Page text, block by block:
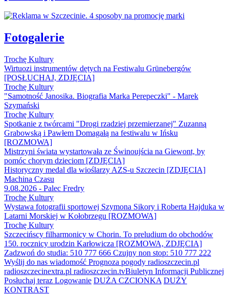
Fotogalerie
Trochę Kultury
Wirtuozi instrumentów dętych na Festiwalu Grünebergów
[POSŁUCHAJ, ZDJĘCIA]
Trochę Kultury
"Samotność Janosika. Biografia Marka Perepeczki" - Marek
Szymański
Trochę Kultury
Spotkanie z twórcami "Drogi rzadziej przemierzanej" Zuzanną
Grabowską i Pawłem Domagałą na festiwalu w Ińsku
[ROZMOWA]
Mistrzyni świata wystartowała ze Świnoujścia na Giewont, by
pomóc chorym dzieciom [ZDJĘCIA]
Historyczny medal dla wioślarzy AZS-u Szczecin [ZDJĘCIA]
Machina Czasu
9.08.2026 - Palec Fredry
Trochę Kultury
Wystawa fotografii sportowej Szymona Sikory i Roberta Hajduka w
Latarni Morskiej w Kołobrzegu [ROZMOWA]
Trochę Kultury
Szczecińscy filharmonicy w Chorin. To preludium do obchodów
150. rocznicy urodzin Karłowicza [ROZMOWA, ZDJĘCIA]
Zadzwoń do studia: 510 777 666 Czujny non stop: 510 777 222
Wyślij do nas wiadomość Prognoza pogody radioszczecin.pl
radioszczecinextra.pl radioszczecin.tvBiuletyn Informacji Publicznej
Posłuchaj teraz Logowanie DUŻA CZCIONKA DUŻY
KONTRAST